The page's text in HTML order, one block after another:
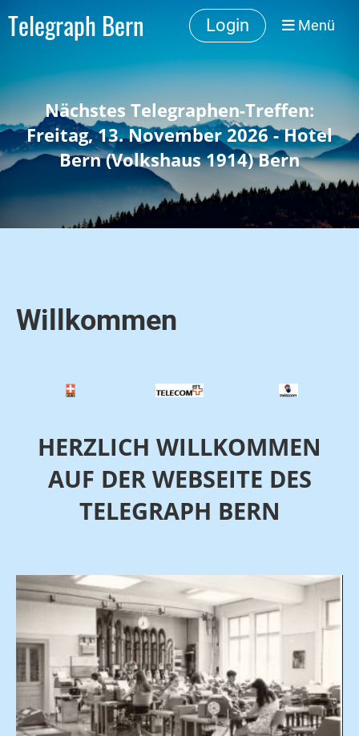
Telegraph Bern Login Menü
Nächstes Telegraphen-Treffen:
Freitag, 13. November 2026 -Hotel
Bern (Volkshaus 1914) Bern
Willkommen
HERZLICH WILLKOMMEN
AUF DER WEBSEITE DES
TELEGRAPH BERN